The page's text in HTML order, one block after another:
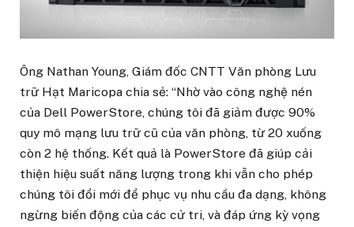
Ông Nathan Young, Giám đốc CNTT Văn phòng Lưu
trữ Hạt Maricopa chia sẻ: “Nhờ vào công nghệ nén
của Dell PowerStore, chúng tôi đã giảm được 90%
quy mô mạng lưu trữ cũ của văn phòng, từ 20 xuống
còn 2 hệ thống. Kết quả là PowerStore đã giúp cải
thiện hiệu suất năng lượng trong khi vẫn cho phép
chúng tôi đổi mới để phục vụ nhu cầu đa dạng, không
ngừng biến động của các cử tri, và đáp ứng kỳ vọng